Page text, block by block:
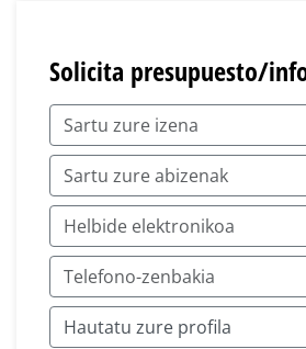
Solicita presupuesto/